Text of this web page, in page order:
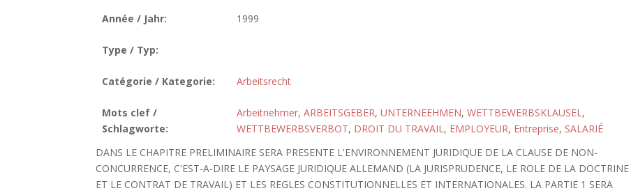
Année / Jahr: 1999
Type / Typ:
Catégorie / Kategorie: Arbeitsrecht
Mots clef /
Schlagworte:
Arbeitnehmer, ARBEITSGEBER, UNTERNEEHMEN, WETTBEWERBSKLAUSEL,
WETTBEWERBSVERBOT, DROIT DU TRAVAIL, EMPLOYEUR, Entreprise, SALARIÉ
DANS LE CHAPITRE PRELIMINAIRE SERA PRESENTE L'ENVIRONNEMENT JURIDIQUE DE LA CLAUSE DE NON-
CONCURRENCE, C'EST-A-DIRE LE PAYSAGE JURIDIQUE ALLEMAND (LA JURISPRUDENCE, LE ROLE DE LA DOCTRINE
ET LE CONTRAT DE TRAVAIL) ET LES REGLES CONSTITUTIONNELLES ET INTERNATIONALES. LA PARTIE 1 SERA